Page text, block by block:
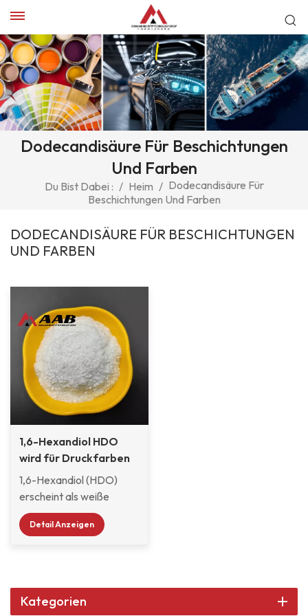
Dodecandisäure Für Beschichtungen
Und Farben
Du Bist Dabei : / Heim / Dodecandisäure Für
Beschichtungen Und Farben
DODECANDISÄURE FÜR BESCHICHTUNGEN
UND FARBEN
1,6-Hexandiol HDO
wird für Druckfarben
verwendet
1,6-Hexandiol (HDO)
erscheint als weiße
Flocken. Es ist bei
Raumtemperatur fest
Wasser, Methanol,
Butanol und Butylacetat,
Detail Anzeigen
Kategorien